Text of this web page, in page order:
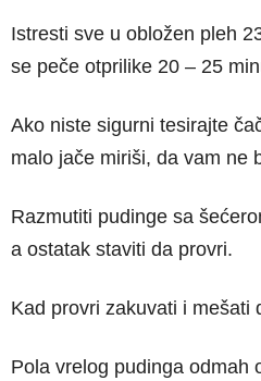
Istresti sve u obložen pleh
se peče otprilike 20 – 25
Ako niste sigurni tesirajte
malo jače miriši, da vam ne
Razmutiti pudinge sa
a ostatak staviti da provri.
Kad provri zakuvati i mešati
Pola vrelog pudinga odmah